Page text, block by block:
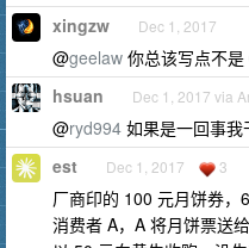
xingzw Dec 1, 2017
@geelaw 你总该写点不
hsuan Dec 1, 2017 via
@ryd994 如果是一回事我
est Dec 1, 2017 3
厂商印的 100 元月饼券
消费者 A，A 将月饼票送